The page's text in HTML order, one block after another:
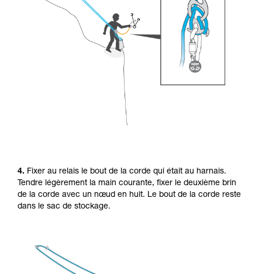
4. Fixer au relais le bout de la corde qui était au harnais.
Tendre légèrement la main courante, fixer le deuxième brin
de la corde avec un nœud en huit. Le bout de la corde reste
dans le sac de stockage.